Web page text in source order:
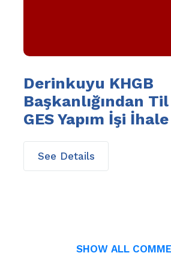
Derinkuyu KHGB
Başkanlığından
GES Yapım İşi
See Details
SHOW ALL